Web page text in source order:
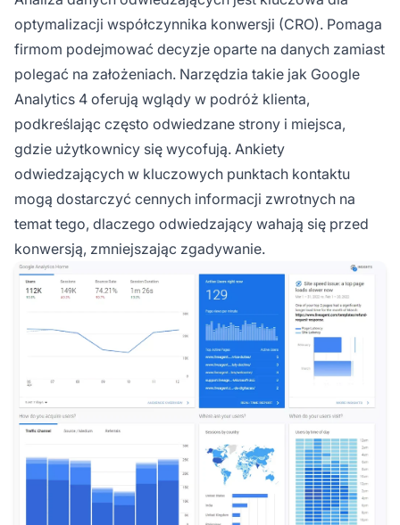
optymalizacji współczynnika konwersji (CRO). Pomaga
firmom podejmować decyzje oparte na danych zamiast
polegać na założeniach. Narzędzia takie jak Google
Analytics 4 oferują wglądy w podróż klienta,
podkreślając często odwiedzane strony i miejsca,
gdzie użytkownicy się wycofują. Ankiety
odwiedzających w kluczowych punktach kontaktu
mogą dostarczyć cennych informacji zwrotnych na
temat tego, dlaczego odwiedzający wahają się przed
konwersją, zmniejszając zgadywanie.